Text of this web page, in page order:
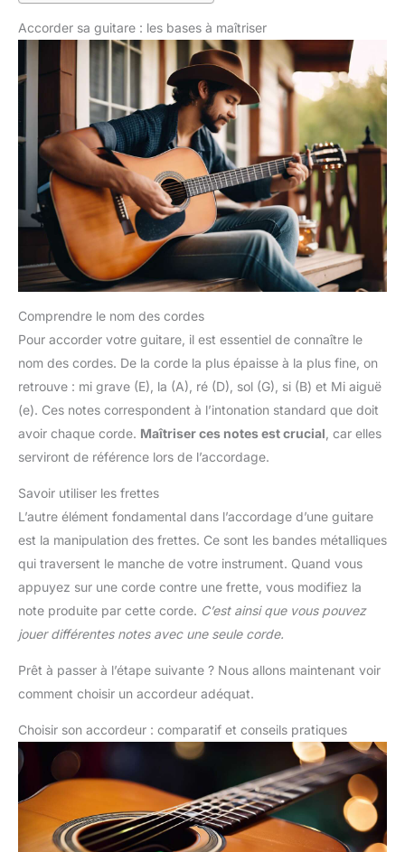
Accorder sa guitare : les bases à maîtriser
Comprendre le nom des cordes
Pour accorder votre guitare, il est essentiel de connaître le
nom des cordes. De la corde la plus épaisse à la plus fine, on
retrouve : mi grave (E), la (A), ré (D), sol (G), si (B) et Mi aiguë
(e). Ces notes correspondent à l’intonation standard que doit
avoir chaque corde. Maîtriser ces notes est crucial , car elles
serviront de référence lors de l’accordage.
Savoir utiliser les frettes
L’autre élément fondamental dans l’accordage d’une guitare
est la manipulation des frettes. Ce sont les bandes métalliques
qui traversent le manche de votre instrument. Quand vous
appuyez sur une corde contre une frette, vous modifiez la
note produite par cette corde. C’est ainsi que vous pouvez
jouer différentes notes avec une seule corde.
Prêt à passer à l’étape suivante ? Nous allons maintenant voir
comment choisir un accordeur adéquat.
Choisir son accordeur : comparatif et conseils pratiques